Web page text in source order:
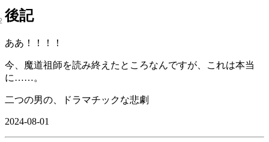
後記
ああ！！！！
今、魔道祖師を読み終えたところなんですが、これは本当
に……。
二つの男の、ドラマチックな悲劇
2024-08-01